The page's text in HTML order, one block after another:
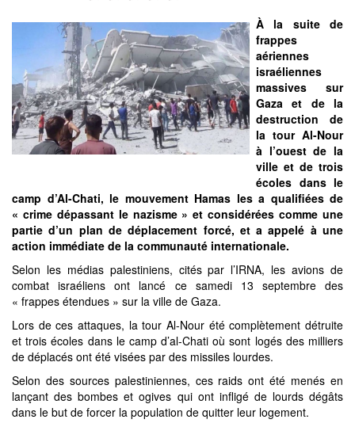
À la suite de
frappes
aériennes
israéliennes
massives sur
Gaza et de la
destruction de
la tour Al-Nour
à l’ouest de la
ville et de trois
écoles dans le
camp d’Al-Chati, le mouvement Hamas les a qualifiées de
« crime dépassant le nazisme » et considérées comme une
partie d’un plan de déplacement forcé, et a appelé à une
action immédiate de la communauté internationale.
Selon les médias palestiniens, cités par l’IRNA, les avions de
combat israéliens ont lancé ce samedi 13 septembre des
« frappes étendues » sur la ville de Gaza.
Lors de ces attaques, la tour Al-Nour été complètement détruite
et trois écoles dans le camp d’al-Chati où sont logés des milliers
de déplacés ont été visées par des missiles lourdes.
Selon des sources palestiniennes, ces raids ont été menés en
lançant des bombes et ogives qui ont infligé de lourds dégâts
dans le but de forcer la population de quitter leur logement.